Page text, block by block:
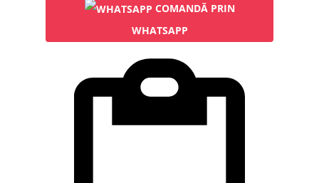
Console tavan sali operatie
Capsule, filtre finale apa sterila
COMANDĂ PRIN
WHATSAPP